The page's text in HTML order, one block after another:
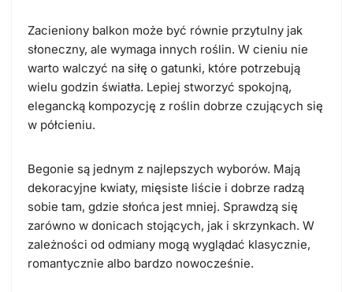
Zacieniony balkon może być równie przytulny jak
słoneczny, ale wymaga innych roślin. W cieniu nie
warto walczyć na siłę o gatunki, które potrzebują
wielu godzin światła. Lepiej stworzyć spokojną,
elegancką kompozycję z roślin dobrze czujących się
w półcieniu.
Begonie są jednym z najlepszych wyborów. Mają
dekoracyjne kwiaty, mięsiste liście i dobrze radzą
sobie tam, gdzie słońca jest mniej. Sprawdzą się
zarówno w donicach stojących, jak i skrzynkach. W
zależności od odmiany mogą wyglądać klasycznie,
romantycznie albo bardzo nowocześnie.